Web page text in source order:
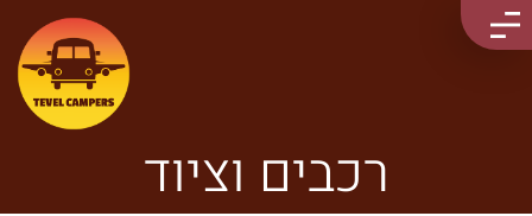
רכבים וציוד